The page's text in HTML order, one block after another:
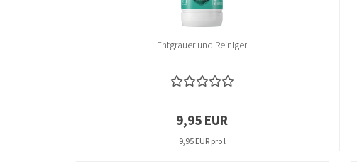
Entgrauer und Reiniger
9,95 EUR
9,95 EUR pro l